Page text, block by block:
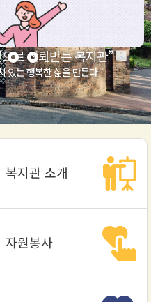
로 신뢰받는 복지관”
있는 행복한 삶을 만든다
복지관 소개
자원봉사